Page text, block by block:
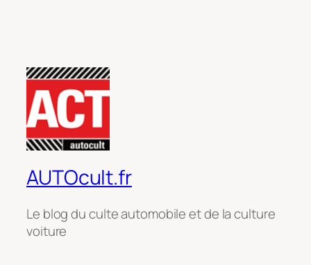
AUTOcult.fr
Le blog du culte automobile et de la culture
voiture